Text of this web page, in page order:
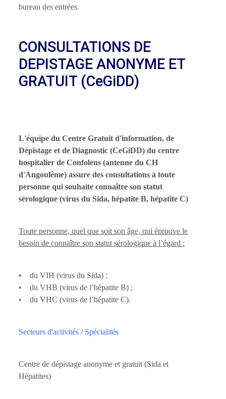
bureau des entrées.
CONSULTATIONS DE
DEPISTAGE ANONYME ET
GRATUIT (CeGiDD)
L'équipe du Centre Gratuit d'information, de
Dépistage et de Diagnostic (CeGiDD) du centre
hospitalier de Confolens (antenne du CH
d'Angoulême) assure des consultations à toute
personne qui souhaite connaître son statut
sérologique (virus du Sida, hépatite B, hépatite C)
Toute personne, quel que soit son âge, qui éprouve le
besoin de connaître son statut sérologique à l’égard :
• du VIH (virus du Sida) ;
• du VHB (virus de l’hépatite B) ;
• du VHC (virus de l’hépatite C).
Secteurs d'activités / Spécialités
Centre de dépistage anonyme et gratuit (Sida et
Hépatites)